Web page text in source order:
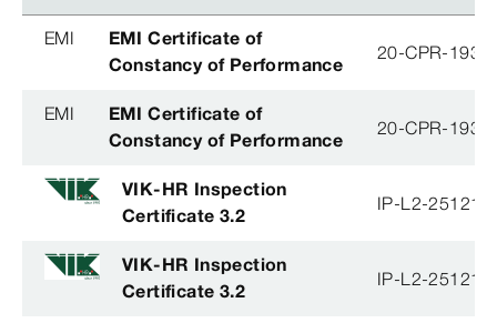
EMI
EMI Certificate of
Constancy of Performance
20-CPR-193-
EMI
EMI Certificate of
Constancy of Performance
20-CPR-193-
VIK-HR Inspection
Certificate 3.2
IP-L2-
VIK-HR Inspection
Certificate 3.2
IP-L2-